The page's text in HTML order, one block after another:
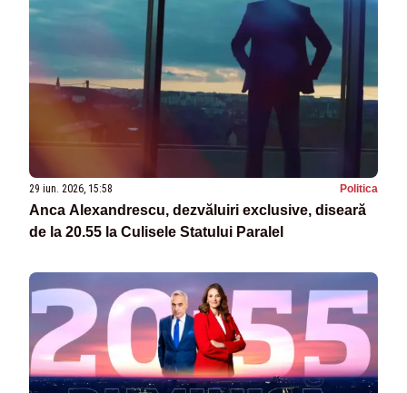
29 iun. 2026, 15:58 Politica
Anca Alexandrescu, dezvăluiri exclusive, diseară
de la 20.55 la Culisele Statului Paralel